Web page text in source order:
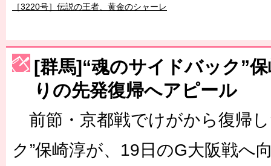
［3220号］伝説の王者、黄金のシャーレ
［3230号］世界一への夢は終わらない
［3223号］一丸。日本出陣
［3222号］史上最大のW杯開幕 注目は「個」
[群馬]“魂のサイドバック”
りの先発復帰へアピール
前節・京都戦でけがから復帰
ク”保崎淳が、19日のG大阪戦へ